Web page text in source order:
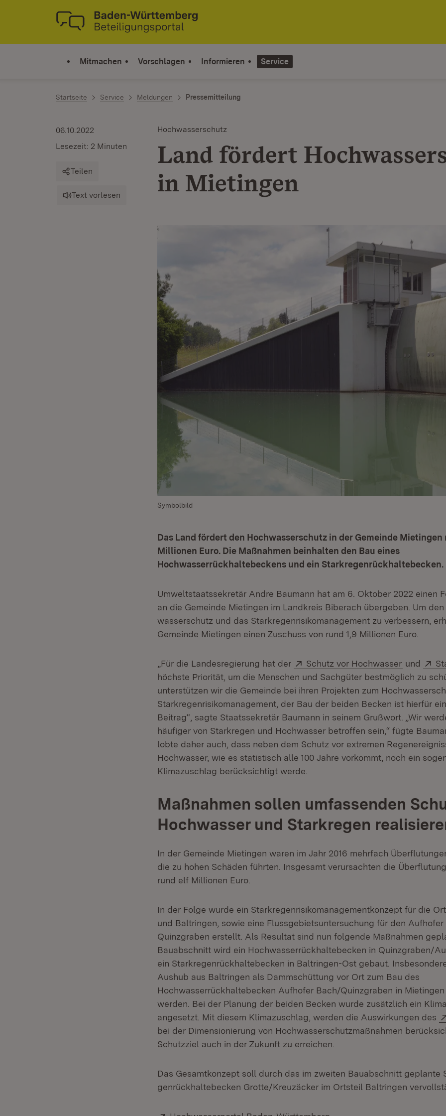
Zum Inhalt springen
Link zur Startseite
Mitmachen Vorschlagen Informieren Service
Startseite Service Meldungen Pressemitteilung
Hochwasserschutz
Land fördert
in Mietingen
06.10.2022
Lesezeit: 2 Minuten
Teilen
Text vorlesen
Symbolbild
Das Land fördert den Hochwasserschutz in der Gemeinde Mietingen
Millionen Euro. Die Maßnahmen beinhalten den Bau eines
Hochwasserrückhaltebeckens und ein Starkregenrückhaltebecken.
Umweltstaatssekretär Andre Baumann hat am 6. Oktober 2022 einen
an die Gemeinde Mietingen im Landkreis Biberach übergeben. Um
wasserschutz und das Starkregenrisikomanagement zu verbessern,
Gemeinde Mietingen einen Zuschuss von rund 1,9 Millionen Euro.
„Für die Landesregierung hat der Extern:
Schutz vor Hochwasser (Öffnet in
und
höchste Priorität, um die Menschen und Sachgüter bestmöglich zu
unterstützen wir die Gemeinde bei ihren Projekten zum
Starkregenrisikomanagement, der Bau der beiden Becken ist hierfür
Beitrag“, sagte Staatssekretär Baumann in seinem Grußwort. „Wir
häufiger von Starkregen und Hochwasser betroffen sein,“ fügte
lobte daher auch, dass neben dem Schutz vor extre­men
Hochwasser, wie es statistisch alle 100 Jahre vor­kommt, noch ein
Klimazuschlag berücksichtigt werde.
Maßnahmen sollen umfassenden
Hochwasser und Starkregen
In der Gemeinde Mietingen waren im Jahr 2016 mehrfach
die zu hohen Schäden führten. Insgesamt verursachten die
rund elf Millionen Euro.
In der Folge wurde ein Starkregenrisikomanagementkonzept für die
und Baltringen, sowie eine Flussgebietsuntersuchung für den Auf­hofer
Quinzgraben erstellt. Als Resultat sind nun folgende Maßnahmen
Bauabschnitt wird ein Hochwasserrückhaltebecken in Quinz­graben/
ein Starkregenrückhaltebecken in Baltringen-Ost ge­baut.
Aushub aus Baltringen als Dammschüttung vor Ort zum Bau des
Hochwasserrückhaltebecken Aufhofer Bach/Quinzgraben in
werden. Bei der Planung der beiden Becken wurde zusätz­lich ein
angesetzt. Mit diesem Klimazuschlag, werden die Auswirkungen des
bei der Dimensionierung von Hochwasserschutz­maßnahmen
Schutzziel auch in der Zukunft zu erreichen.
Das Gesamtkonzept soll durch das im zweiten Bauabschnitt geplante
genrückhaltebecken Grotte/Kreuzäcker im Ortsteil Baltringen